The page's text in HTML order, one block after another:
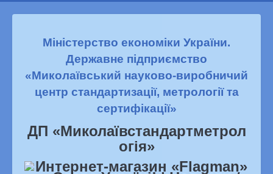
Міністерство економіки України.
Державне підприємство
«Миколаївський науково-виробничий
центр стандартизації, метрології та
сертифікації»
ДП «Миколаївстандартметрол
огiя»